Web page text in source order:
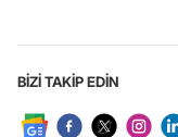
BİZİ TAKİP EDİN